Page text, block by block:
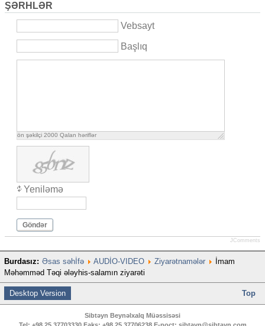
ŞƏRHLƏR
Vebsayt
Başlıq
ön şəkilçi 2000 Qalan həriflər
Yeniləmə
Göndər
JComments
Burdasız: Əsas səhİfə AUDİO-VIDEO Ziyarətnamələr
İmam
Məhəmməd Təqi ələyhis-salamın ziyarəti
Desktop Version Top
Sibtəyn Beynəlxalq Müəssisəsi